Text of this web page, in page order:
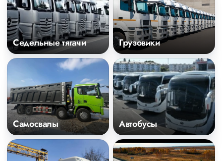
Седельные тягачи Грузовики
Самосвалы Автобусы